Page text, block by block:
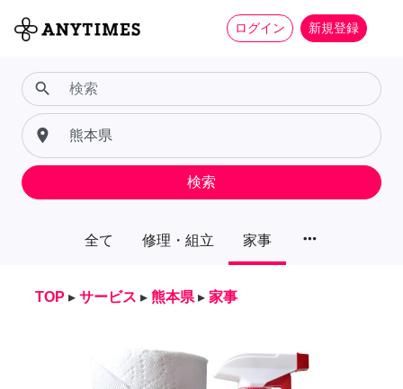
ログイン 新規登録
全て 修理・組立 家事 more_horiz
search
place
検索
TOP ▸ サービス ▸ 熊本県 ▸ 家事